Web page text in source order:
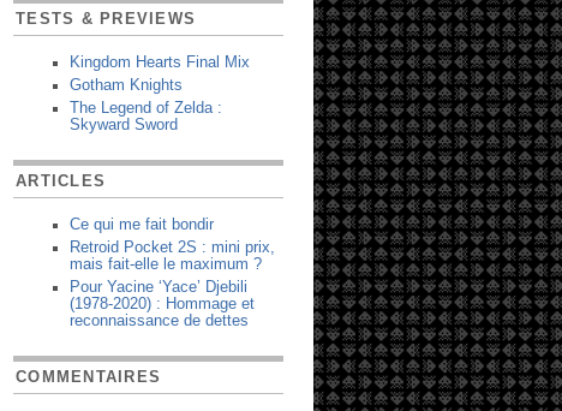
TESTS & PREVIEWS
Kingdom Hearts Final Mix
Gotham Knights
The Legend of Zelda :
Skyward Sword
ARTICLES
Ce qui me fait bondir
Retroid Pocket 2S : mini prix,
mais fait-elle le maximum ?
Pour Yacine ‘Yace’ Djebili
(1978-2020) : Hommage et
reconnaissance de dettes
COMMENTAIRES